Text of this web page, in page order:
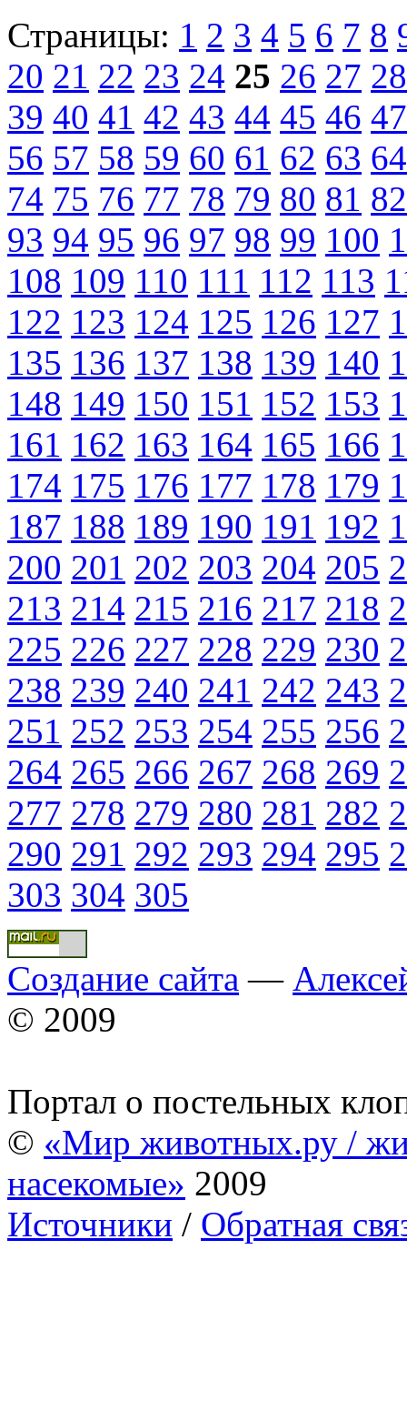
Страницы: 1 2 3 4 5 6 7 8
20 21 22 23 24 25 26 27 28
39 40 41 42 43 44 45 46 47
56 57 58 59 60 61 62 63 64
74 75 76 77 78 79 80 81 82
93 94 95 96 97 98 99 100
108 109 110 111 112 113
122 123 124 125 126 127
135 136 137 138 139 140
148 149 150 151 152 153
161 162 163 164 165 166
174 175 176 177 178 179
187 188 189 190 191 192
200 201 202 203 204 205
213 214 215 216 217 218
225 226 227 228 229 230
238 239 240 241 242 243
251 252 253 254 255 256
264 265 266 267 268 269
277 278 279 280 281 282
290 291 292 293 294 295
303 304 305
Создание сайта —
© 2009
Портал о постельных
© «Мир животных.ру /
насекомые» 2009
Источники / Обратная